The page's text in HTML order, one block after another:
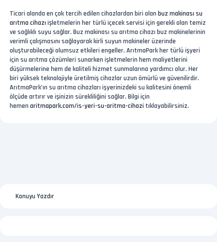
Ticari alanda en çok tercih edilen cihazlardan biri olan buz makinası su
arıtma cihazı işletmelerin her türlü içecek servisi için gerekli olan temiz
ve sağlıklı suyu sağlar. Buz makinası su arıtma cihazı buz makinelerinin
verimli çalışmasını sağlayarak kirli suyun makineler üzerinde
oluşturabileceği olumsuz etkileri engeller. ArıtmaPark her türlü işyeri
için su arıtma çözümleri sunarken işletmelerin hem maliyetlerini
düşürmelerine hem de kaliteli hizmet sunmalarına yardımcı olur. Her
biri yüksek teknolojiyle üretilmiş cihazlar uzun ömürlü ve güvenilirdir.
ArıtmaPark’ın su arıtma cihazları işyerinizdeki su kalitesini önemli
ölçüde artırır ve işinizin sürekliliğini sağlar. Bilgi için
hemen aritmapark.com/is-yeri-su-aritma-cihazi tıklayabilirsiniz.
Konuyu Yazdır